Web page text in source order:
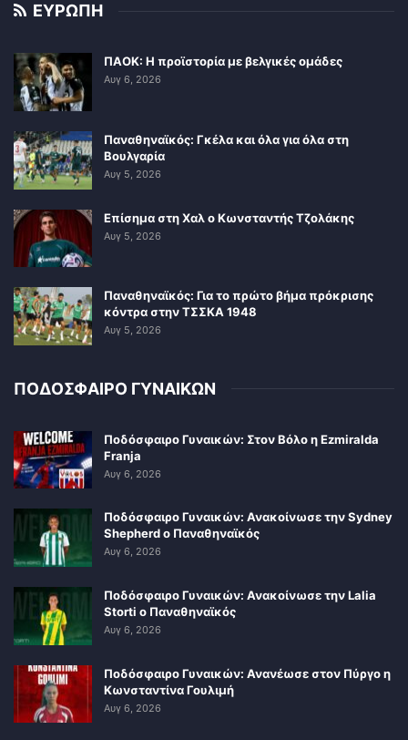
ΕΥΡΩΠΗ
ΠΑΟΚ: Η προϊστορία με βελγικές ομάδες
Αυγ 6, 2026
Παναθηναϊκός: Γκέλα και όλα για όλα στη
Βουλγαρία
Αυγ 5, 2026
Επίσημα στη Χαλ ο Κωνσταντής Τζολάκης
Αυγ 5, 2026
Παναθηναϊκός: Για το πρώτο βήμα πρόκρισης
κόντρα στην ΤΣΣΚΑ 1948
Αυγ 5, 2026
ΠΟΔΟΣΦΑΙΡΟ ΓΥΝΑΙΚΩΝ
Ποδόσφαιρο Γυναικών: Στον Βόλο η Ezmiralda
Franja
Αυγ 6, 2026
Ποδόσφαιρο Γυναικών: Ανακοίνωσε την Sydney
Shepherd ο Παναθηναϊκός
Αυγ 6, 2026
Ποδόσφαιρο Γυναικών: Ανακοίνωσε την Lalia
Storti ο Παναθηναϊκός
Αυγ 6, 2026
Ποδόσφαιρο Γυναικών: Ανανέωσε στον Πύργο η
Κωνσταντίνα Γουλιμή
Αυγ 6, 2026